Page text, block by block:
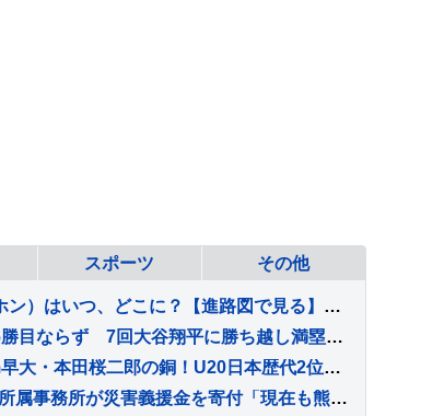
スポーツ その他
【台風情報】台風15号（チャンホン）はいつ、どこに？【進路図で見る】東日本や北日本に影響か、大型で強い台風13号（ドルフィン）引き続き 大雨・暴風・高潮・うねりを伴った高波などに厳重警戒必要
佐々木朗希は6回2失点の力投も6勝目ならず 7回大谷翔平に勝ち越し満塁好機も痛恨の併殺打 初対決のヌートバーは3打数1安打
日本勢メダル第1号は男子3000m早大・本田桜二郎の銅！U20日本歴代2位の快走【U20世界陸上】
【 熊本地震 】くりぃむしちゅー所属事務所が災害義援金を寄付「現在も熊本でレギュラー番組に出演させて頂くなど、長年にわたり地元との繋がりを大切にして参りました」